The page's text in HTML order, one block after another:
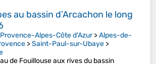
au bassin d’Arcachon le long
Provence-Alpes-Côte d'Azur>Alpes-de-
>Saint-Paul-sur-Ubaye >
de Fouillouse aux rives du bassin